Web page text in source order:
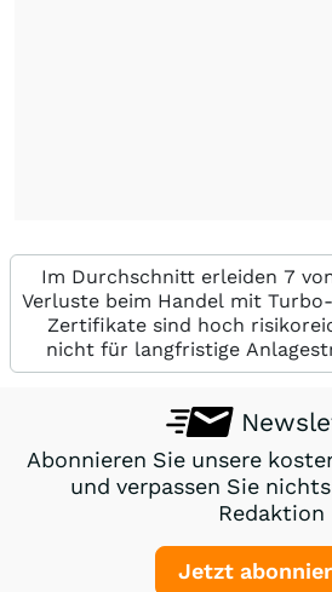
Im Durchschnitt erleiden 7
Verluste beim Handel mit
Zertifikate sind hoch
nicht für langfristige
Abonnieren Sie unsere
und verpassen Sie
Redaktion
Jetzt